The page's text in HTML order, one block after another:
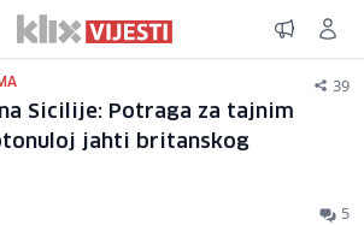
39
Sicilije: Potraga za tajnim
jahti britanskog
5